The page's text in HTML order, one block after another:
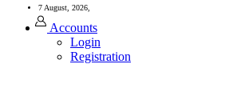
7 August, 2026,
Accounts
Login
Registration